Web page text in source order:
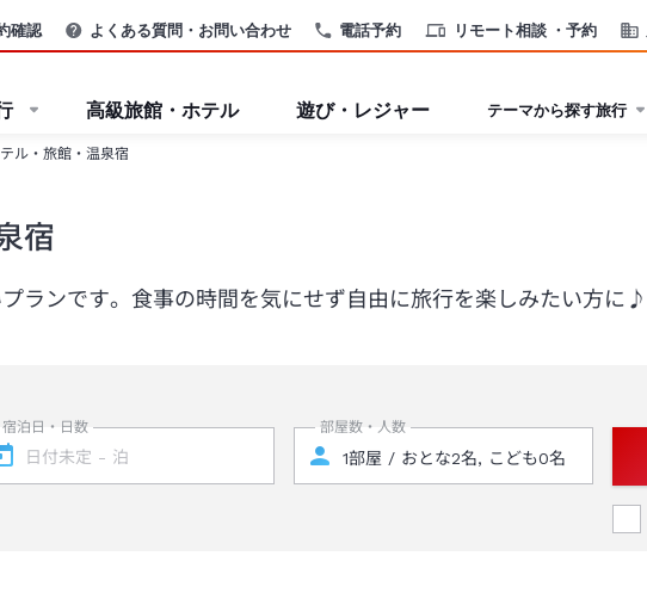
電話予約 リモート相談 ・予約
確認 よくある質問・お問い合わせ
高級旅館・ホテル 遊び・レジャー テーマから探す旅行
ル・旅館・温泉宿
宿
ランです。食事の時間を気にせず自由に旅行を楽しみたい方に♪
宿泊日・日数 部屋数・人数